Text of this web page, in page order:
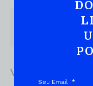
Verificando Aliases
Seu Email